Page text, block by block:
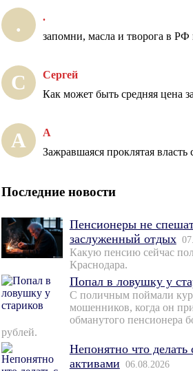
. .
запомни, масла и творога в
С Сергей
Как может быть средняя цена
А А
Зажравшаяся проклятая
Последние новости
Пенсионеры не
заслуженный отдых
Какую пенсию сейчас
Краснодара.
Попал в ловушку у
С поличным поймали
мошенников, когда он
обманутого пенсионера
рублей.
Непонятно что
активами 06.08.2026